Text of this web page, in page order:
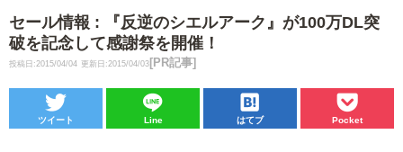
セール情報 : 『反逆のシエルアーク』が100万DL突
破を記念して感謝祭を開催！
投稿日:2015/04/04 更新日:2015/04/03 [PR記事]
ツイート Line はてブ Pocket